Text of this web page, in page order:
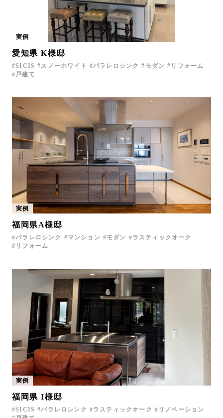
実例
愛知県 K様邸
SICIS スノーホワイト パラレロシンク モダン
リフォーム
戸建て
実例
福岡県A様邸
パラレロシンク マンション モダン
ラスティックオーク
リフォーム
実例
福岡県 I様邸
SICIS パラレロシンク ラスティックオーク
リノベーション